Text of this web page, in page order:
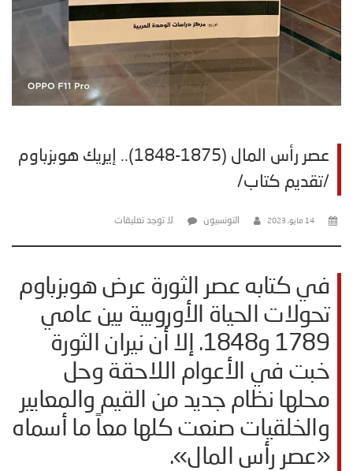
عصر رأس المال (1875-1848).. إيريك هوبزباوم
/تقديم كتاب/
14 مايو، 2023 التونسيون لا توجد تعليقات
في كتابه عصر الثورة عرض هوبزباوم
تحولات الحياة الأوروبية بين عامي
1789 و1848. إلا أن نيران الثورة
خبت في الأعوام اللاحقة وحل
محلها نظام جديد من القيم والمعايير
والخلقيات صنعت كلها معاً ما أسماه
«عصر رأس المال».